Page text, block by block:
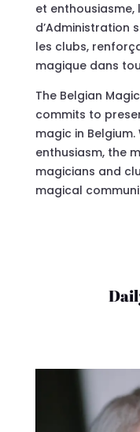
et enthousiasme,
d’Administration
les clubs,
magique dans
The Belgian
commits to
magic in
enthusiasm, the
magicians and
magical